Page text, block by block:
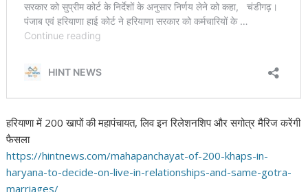
हरियाणा में 200 खापों की महापंचायत, लिव इन रिलेशनशिप और सगोत्र मैरिज करेंगी
फैसला
https://hintnews.com/mahapanchayat-of-200-khaps-in-
haryana-to-decide-on-live-in-relationships-and-same-gotra-
marriages/